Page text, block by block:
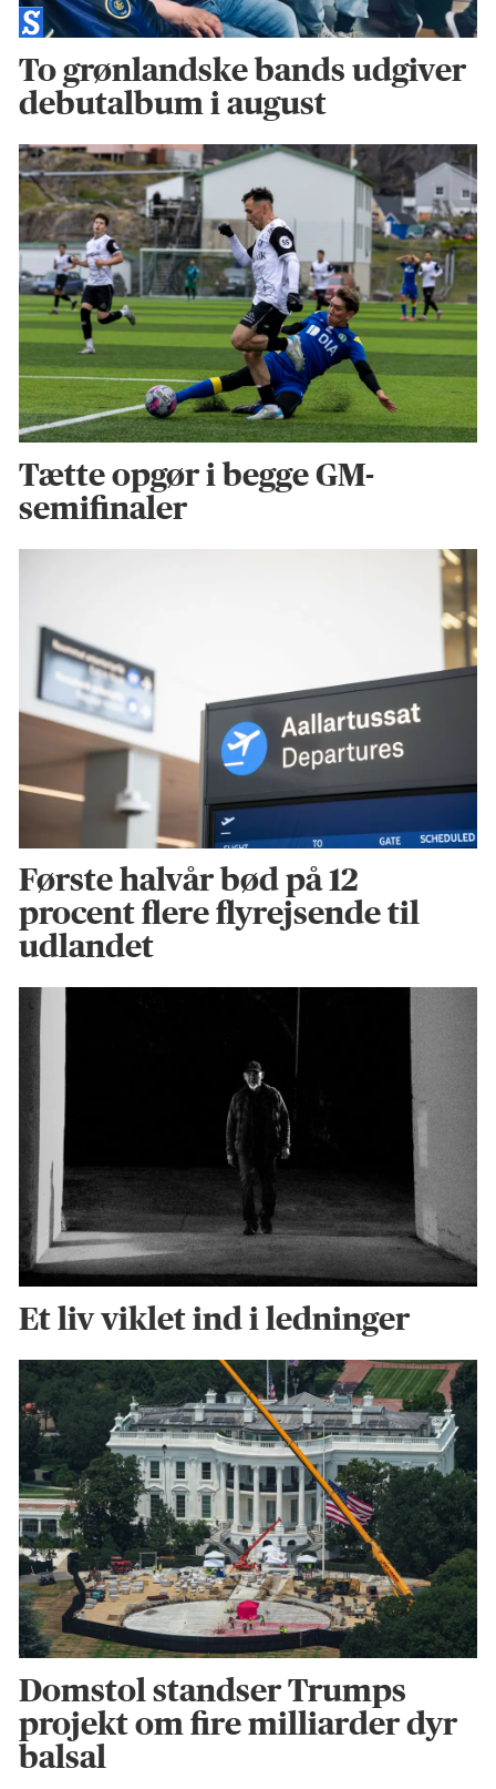
To grønlandske bands udgiver
debutalbum i august
Tætte opgør i begge GM-
semifinaler
Første halvår bød på 12
procent flere flyrejsende til
udlandet
Et liv viklet ind i ledninger
Domstol standser Trumps
projekt om fire milliarder dyr
balsal